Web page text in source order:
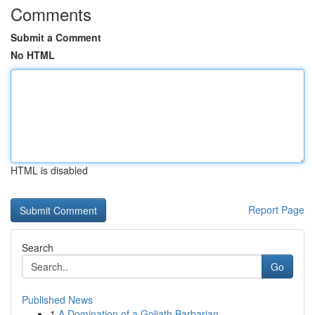
Comments
Submit a Comment
No HTML
HTML is disabled
Report Page
Search
Go
Published News